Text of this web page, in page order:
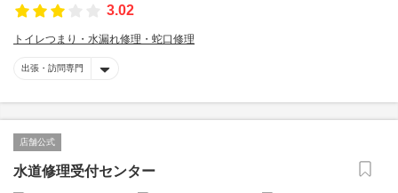
3.02
トイレつまり・水漏れ修理・蛇口修理
出張・訪問専門
店舗公式
水道修理受付センター